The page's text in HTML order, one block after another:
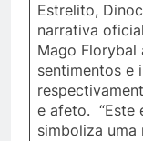
Estrelito,
narrativa
Mago Florybal
sentimentos e
e afeto. “Este
simboliza uma